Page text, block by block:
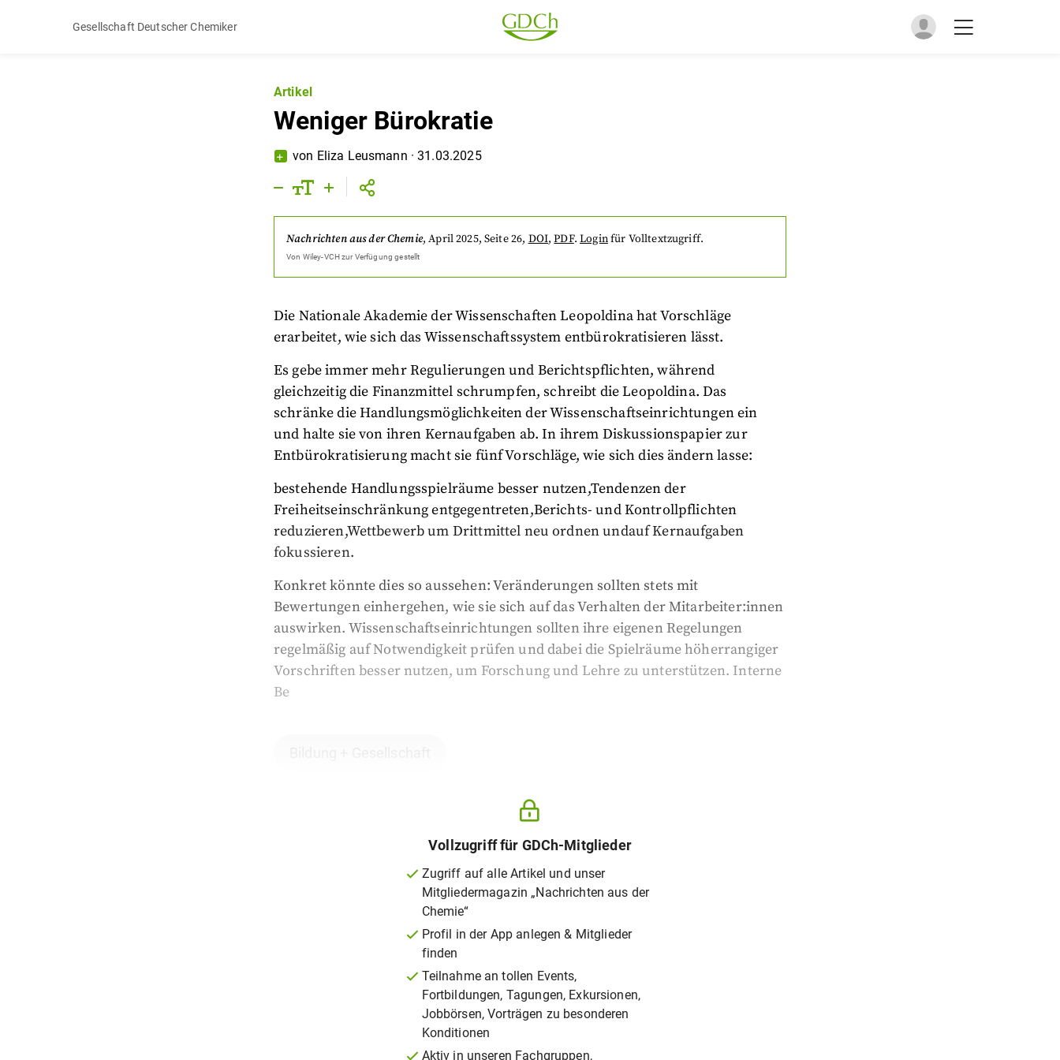
Gesellschaft Deutscher Chemiker
Artikel
Weniger Bürokratie
von Eliza Leusmann ·31.03.2025
Nachrichten aus der Chemie,April 2025, Seite 26, DOI,PDF. Loginfür Volltextzugriff.
Von Wiley-VCHzur Verfügung gestellt
Die Nationale Akademie der Wissenschaften Leopoldina hat Vorschläge
erarbeitet, wie sich das Wissenschaftssystem entbürokratisieren lässt.
Es gebe immer mehr Regulierungen und Berichtspflichten, während
gleichzeitig die Finanzmittel schrumpfen, schreibt die Leopoldina. Das
schränke die Handlungsmöglichkeiten der Wissenschaftseinrichtungen ein
und halte sie von ihren Kernaufgaben ab. In ihrem Diskussionspapier zur
Entbürokratisierung macht sie fünf Vorschläge, wie sich dies ändern lasse:
bestehende Handlungsspielräume besser nutzen,Tendenzen der
Freiheitseinschränkung entgegentreten,Berichts- und Kontrollpflichten
reduzieren,Wettbewerb um Drittmittel neu ordnen undauf Kernaufgaben
fokussieren.
Konkret könnte dies so aussehen: Veränderungen sollten stets mit
Bewertungen einhergehen, wie sie sich auf das Verhalten der Mitarbeiter:innen
auswirken. Wissenschaftseinrichtungen sollten ihre eigenen Regelungen
regelmäßig auf Notwendigkeit prüfen und dabei die Spielräume höherrangiger
Vorschriften besser nutzen, um Forschung und Lehre zu unterstützen. Interne
Be
Vollzugriff für GDCh-Mitglieder
Zugriff auf alle Artikel und unser
Mitgliedermagazin „Nachrichten aus der
Chemie“
Profil in der App anlegen & Mitglieder
finden
Teilnahme an tollen Events,
Fortbildungen, Tagungen, Exkursionen,
Jobbörsen, Vorträgen zu besonderen
Konditionen
Aktiv in unseren Fachgruppen,